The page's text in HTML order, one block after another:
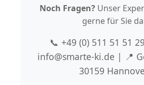
Noch Fragen?Unser
gerne für Sie
📞 +49 (0) 511 51 51
info@smarte-ki.de | 📍
30159